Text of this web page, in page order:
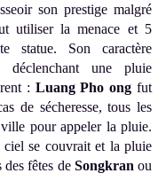
son prestige malgré
utiliser la menace et 5
statue. Son caractère
déclenchant une pluie
: Luang Pho ongfut
de sécheresse, tous les
pour appeler la pluie.
se couvrait et la pluie
fêtes de Songkran ou